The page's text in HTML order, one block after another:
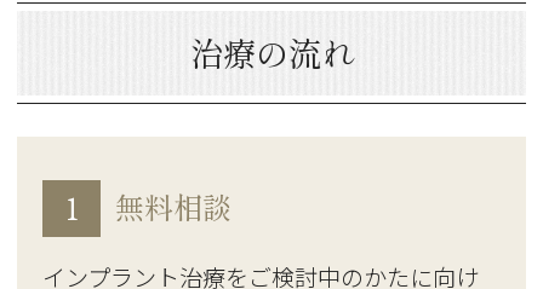
治療の流れ
1 無料相談
インプラント治療をご検討中のかたに向け